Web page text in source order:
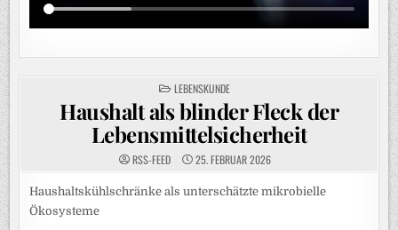
POSTED
IN
LEBENSKUNDE
Haushalt als blinder Fleck der
Lebensmittelsicherheit
RSS-FEED 25. FEBRUAR 2026
Haushaltskühlschränke als unterschätzte mikrobielle
Ökosysteme